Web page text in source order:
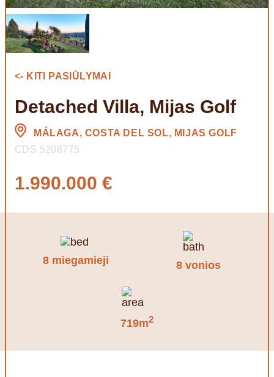
<- KITI PASIŪLYMAI
Detached Villa, Mijas Golf
MÁLAGA, COSTA DEL SOL, MIJAS GOLF
CDS 5208775
1.990.000 €
8 miegamieji 8 vonios
719m2